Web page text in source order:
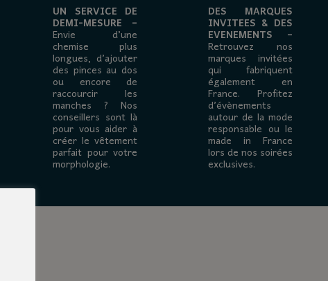
UN SERVICE DE
DEMI-MESURE –
Envie d’une
chemise plus
longues, d’ajouter
des pinces au dos
ou encore de
raccourcir les
manches ? Nos
conseillers sont là
pour vous aider à
créer le vêtement
parfait pour votre
morphologie.
DES MARQUES
INVITEES & DES
EVENEMENTS –
Retrouvez nos
marques invitées
qui fabriquent
également en
France. Profitez
d’évènements
autour de la mode
responsable ou le
made in France
lors de nos soirées
exclusives.